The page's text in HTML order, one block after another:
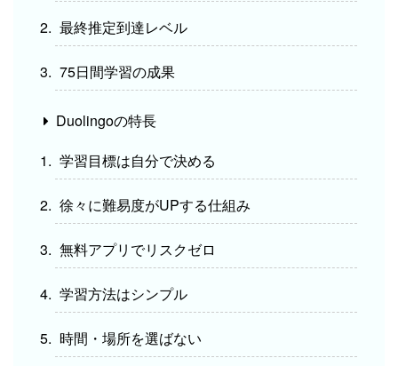
最終推定到達レベル
75日間学習の成果
Duolingoの特長
学習目標は自分で決める
徐々に難易度がUPする仕組み
無料アプリでリスクゼロ
学習方法はシンプル
時間・場所を選ばない